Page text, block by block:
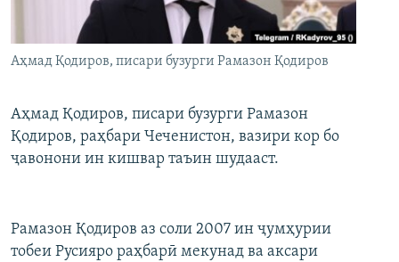
ГУЗОРИШҲОИ РАДИОӢ
Аҳмад Қодиров, писари бузурги Рамазон Қодиров
Аҳмад Қодиров, писари бузурги Рамазон
Қодиров, раҳбари Чеченистон, вазири кор бо
ҷавонони ин кишвар таъин шудааст.
Рамазон Қодиров аз соли 2007 ин ҷумҳурии
тобеи Русияро раҳбарӣ мекунад ва аксари